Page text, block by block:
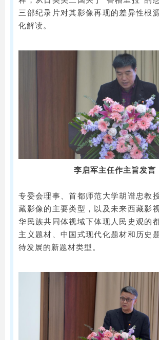
三部纪录片对其影像再现的差异性根
化解读。
李启军主任作主旨发言
专委会理事、首都师范大学胡谱忠教
藏影像的主要类型，以及未来西藏影
华民族共同体视域下体现人民史观的
主义题材、中国式现代化题材和历史
待发展的新题材类型。